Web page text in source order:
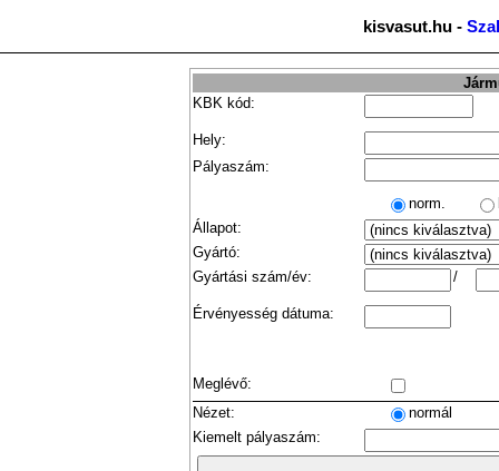
kisvasut.hu -
KBK kód:
Hely:
Pályaszám:
norm.
Állapot:
Gyártó:
Gyártási szám/év:
/
Érvényesség dátuma:
Meglévő:
Nézet:
normál
Kiemelt pályaszám: